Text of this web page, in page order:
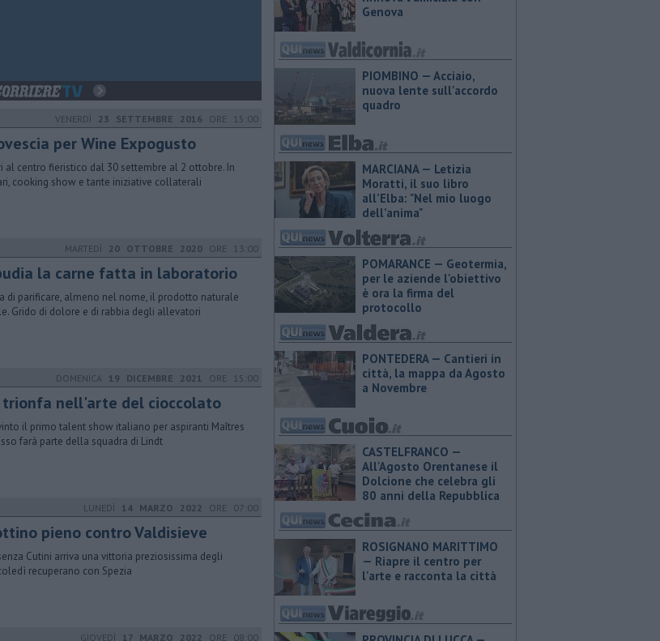
VENERDÌ 23 SETTEMBRE 2016 ORE 15:00
per Wine Expogusto
al centro fieristico dal 30 settembre al 2 ottobre. In
cooking show e tante iniziative collaterali
MARTEDÌ 20 OTTOBRE 2020 ORE 13:00
la carne fatta in laboratorio
di parificare, almeno nel nome, il prodotto naturale
Grido di dolore e di rabbia degli allevatori
DOMENICA 19 DICEMBRE 2021 ORE 15:00
trionfa nell'arte del cioccolato
il primo talent show italiano per aspiranti Maîtres
farà parte della squadra di Lindt
LUNEDÌ 14 MARZO 2022 ORE 07:00
pieno contro Valdisieve
Cutini arriva una vittoria preziosissima degli
recuperano con Spezia
GIOVEDÌ 17 MARZO 2022 ORE 08:00
Genova
PIOMBINO — Acciaio,
nuova lente sull'accordo
quadro
MARCIANA — ​Letizia
Moratti, il suo libro
all’Elba: "Nel mio luogo
dell’anima"
POMARANCE — Geotermia,
per le aziende l'obiettivo
è ora la firma del
protocollo
PONTEDERA — Cantieri in
città, la mappa da Agosto
a Novembre
CASTELFRANCO —
All'Agosto Orentanese il
Dolcione che celebra gli
80 anni della Repubblica
ROSIGNANO MARITTIMO
— Riapre il centro per
l'arte e racconta la città